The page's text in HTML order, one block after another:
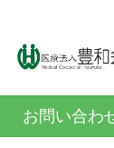
お問い合わ